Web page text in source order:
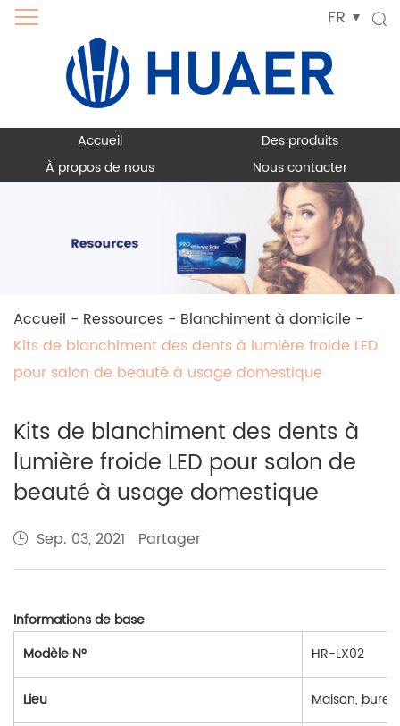
FR
Accueil
Des produits
À propos de nous
Nous contacter
Accueil - Ressources - Blanchiment à domicile -
Kits de blanchiment des dents à lumière froide LED
pour salon de beauté à usage domestique
Kits de blanchiment des dents à
lumière froide LED pour salon de
beauté à usage domestique
Sep. 03, 2021 Partager
Informations de base
Modèle N°
HR-LX02
Lieu Maison,